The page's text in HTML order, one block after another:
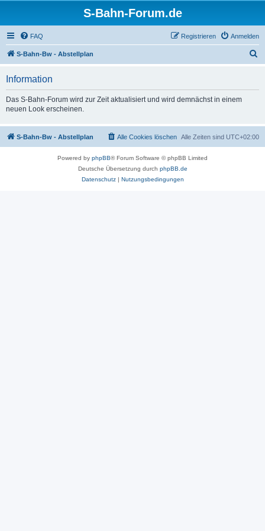
S-Bahn-Forum.de
FAQ Anmelden
Registrieren
S-Bahn-Bw - Abstellplan
Information
Das S-Bahn-Forum wird zur Zeit aktualisiert und wird demnächst in einem
neuen Look erscheinen.
S-Bahn-Bw - Abstellplan Alle Zeiten sind UTC+02:00
Alle Cookies löschen
Powered by phpBB® Forum Software © phpBB Limited
Deutsche Übersetzung durch phpBB.de
Datenschutz| Nutzungsbedingungen